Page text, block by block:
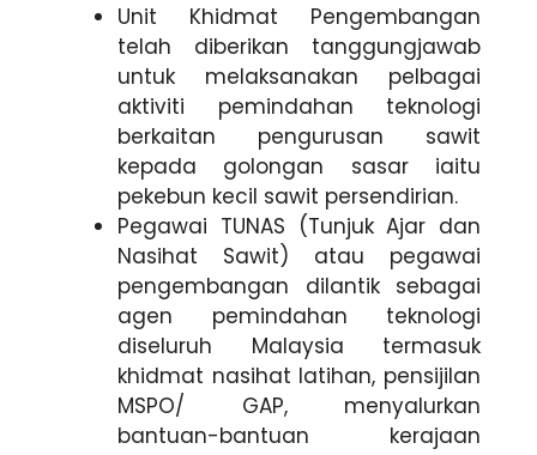
Unit Khidmat Pengembangan
telah diberikan tanggungjawab
untuk melaksanakan pelbagai
aktiviti pemindahan teknologi
berkaitan pengurusan sawit
kepada golongan sasar iaitu
pekebun kecil sawit persendirian.
Pegawai TUNAS (Tunjuk Ajar dan
Nasihat Sawit) atau pegawai
pengembangan dilantik sebagai
agen pemindahan teknologi
diseluruh Malaysia termasuk
khidmat nasihat latihan, pensijilan
MSPO/ GAP, menyalurkan
bantuan-bantuan kerajaan